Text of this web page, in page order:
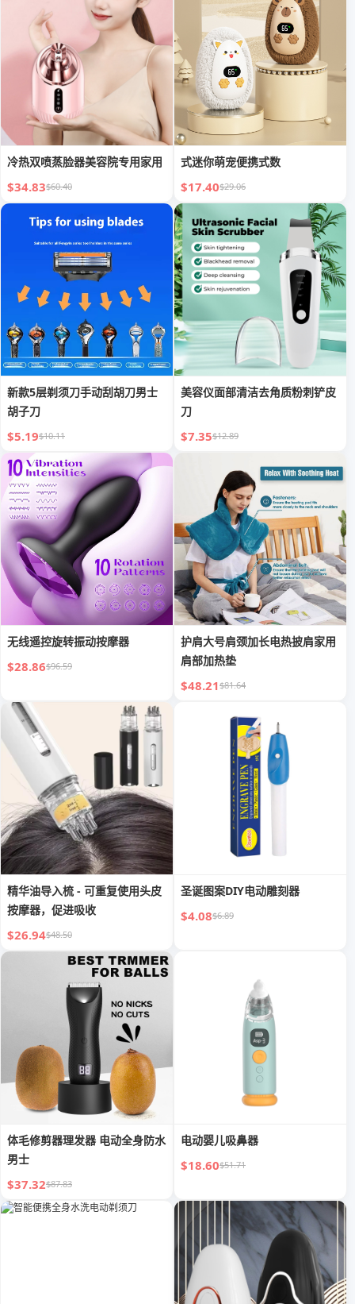
冷热双喷蒸脸器美容院专用家用
$34.83$60.40
式迷你萌宠便携式数
$17.40$29.06
新款5层剃须刀手动刮胡刀男士
胡子刀
$5.19$10.11
美容仪面部清洁去角质粉刺铲皮
刀
$7.35$12.89
无线遥控旋转振动按摩器
$28.86$96.59
护肩大号肩颈加长电热披肩家用
肩部加热垫
$48.21$81.64
精华油导入梳 - 可重复使用头皮
按摩器，促进吸收
$26.94$48.50
圣诞图案DIY电动雕刻器
$4.08$6.89
体毛修剪器理发器 电动全身防水
男士
$37.32$87.83
电动婴儿吸鼻器
$18.60$51.71